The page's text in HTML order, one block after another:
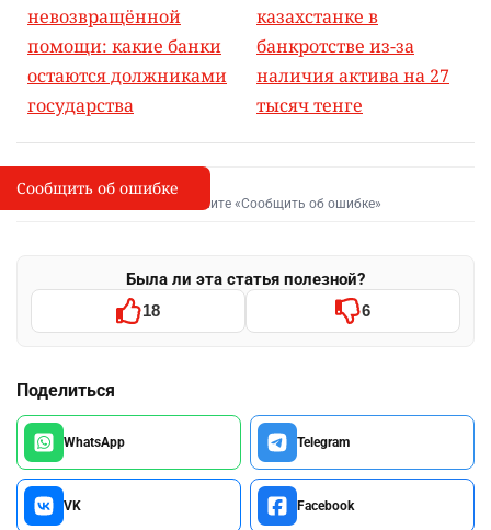
невозвращённой
помощи: какие банки
остаются должниками
государства
казахстанке в
банкротстве из-за
наличия актива на 27
тысяч тенге
I
Сообщить об опечатке
Выделите фрагмент и нажмите «Сообщить об ошибке»
Была ли эта статья полезной?
18 6
Поделиться
WhatsApp Telegram
VK Facebook
Сообщить об ошибке